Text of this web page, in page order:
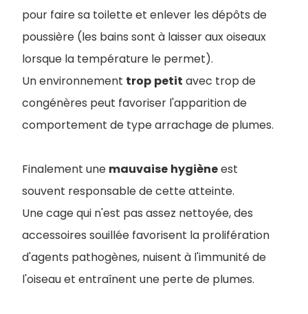
pour faire sa toilette et enlever les dépôts de
poussière (les bains sont à laisser aux oiseaux
lorsque la température le permet).
Un environnement trop petit avec trop de
congénères peut favoriser l'apparition de
comportement de type arrachage de plumes.
Finalement une mauvaise hygièneest
souvent responsable de cette atteinte.
Une cage qui n'est pas assez nettoyée, des
accessoires souillée favorisent la prolifération
d'agents pathogènes, nuisent à l'immunité de
l'oiseau et entraînent une perte de plumes.